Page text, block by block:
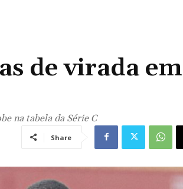
de virada em
na tabela da Série C
Share